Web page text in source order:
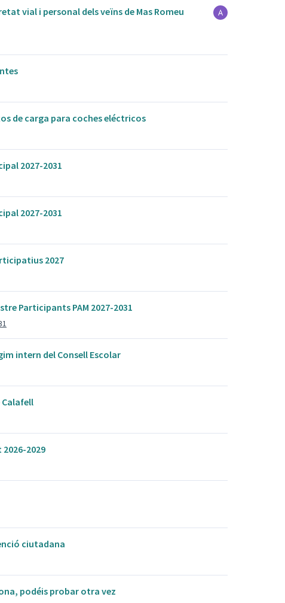
vial i personal dels veïns de Mas Romeu
de carga para coches eléctricos
2027-2031
2027-2031
2027
Participants PAM 2027-2031
intern del Consell Escolar
Calafell
2029
ciutadana
podéis probar otra vez